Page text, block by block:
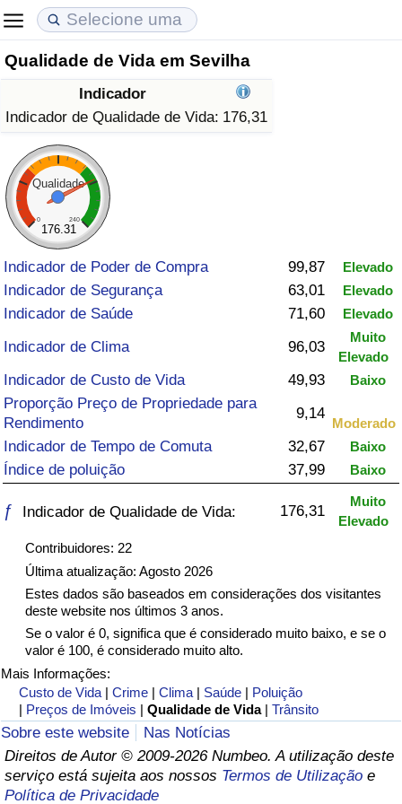
Qualidade de Vida em Sevilha
Indicador
Indicador de Qualidade de Vida: 176,31
Qualidade
0 240
176.31
Indicador de Poder de Compra 99,87 Elevado
Indicador de Segurança 63,01 Elevado
Indicador de Saúde 71,60 Elevado
Indicador de Clima 96,03
Muito
Elevado
Indicador de Custo de Vida 49,93 Baixo
Proporção Preço de Propriedade para
Rendimento
9,14
Moderado
Indicador de Tempo de Comuta 32,67 Baixo
Índice de poluição 37,99 Baixo
ƒ Indicador de Qualidade de Vida: 176,31
Muito
Elevado
Contribuidores: 22
Última atualização: Agosto 2026
Estes dados são baseados em considerações dos visitantes
deste website nos últimos 3 anos.
Se o valor é 0, significa que é considerado muito baixo, e se o
valor é 100, é considerado muito alto.
Mais Informações:
Custo de Vida |Crime |Clima | Saúde | Poluição
| Preços de Imóveis |Qualidade de Vida |Trânsito
Sobre este website
Nas Notícias
Direitos de Autor © 2009-2026 Numbeo. A utilização deste
serviço está sujeita aos nossos Termos de Utilização e
Política de Privacidade
Custo de Vida
Indicador de Custo de Vida (Atual)
Indicador de Custo de Vida
Indicador de Custo de Vida Por País
em Aqaba
Preços de Imóveis
Indicador de Preços de Imóveis (Atual)
Indicador de Preços de Imóveis
Indicador de Preços de Imóveis por País
Qualidade de Vida
Indicador de Qualidade de Vida
Indicador de Qualidade de Vida (Atual)
Índice de qualidade de vida por país
Crime
Taxa do Indicador de Crime (Atual)
Indicador de Crime
Índice de criminalidade por país
Saúde
Indicador de Saúde (Atual)
Indicador de Saúde
Indicador de Saúde por País
Poluição
Indicador de Poluição (Atual)
Índice de poluição
Indicador de Poluição por País
Trânsito